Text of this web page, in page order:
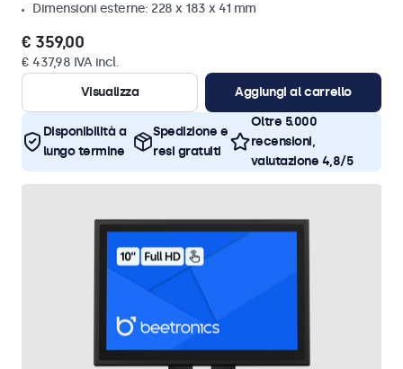
Dimensioni esterne: 228 x 183 x 41 mm
€ 359,00
€ 437,98 IVA incl.
Visualizza
Aggiungi al carrello
Disponibilità a
lungo termine
Spedizione e
resi gratuiti
Oltre 5.000
recensioni,
valutazione 4,8/5